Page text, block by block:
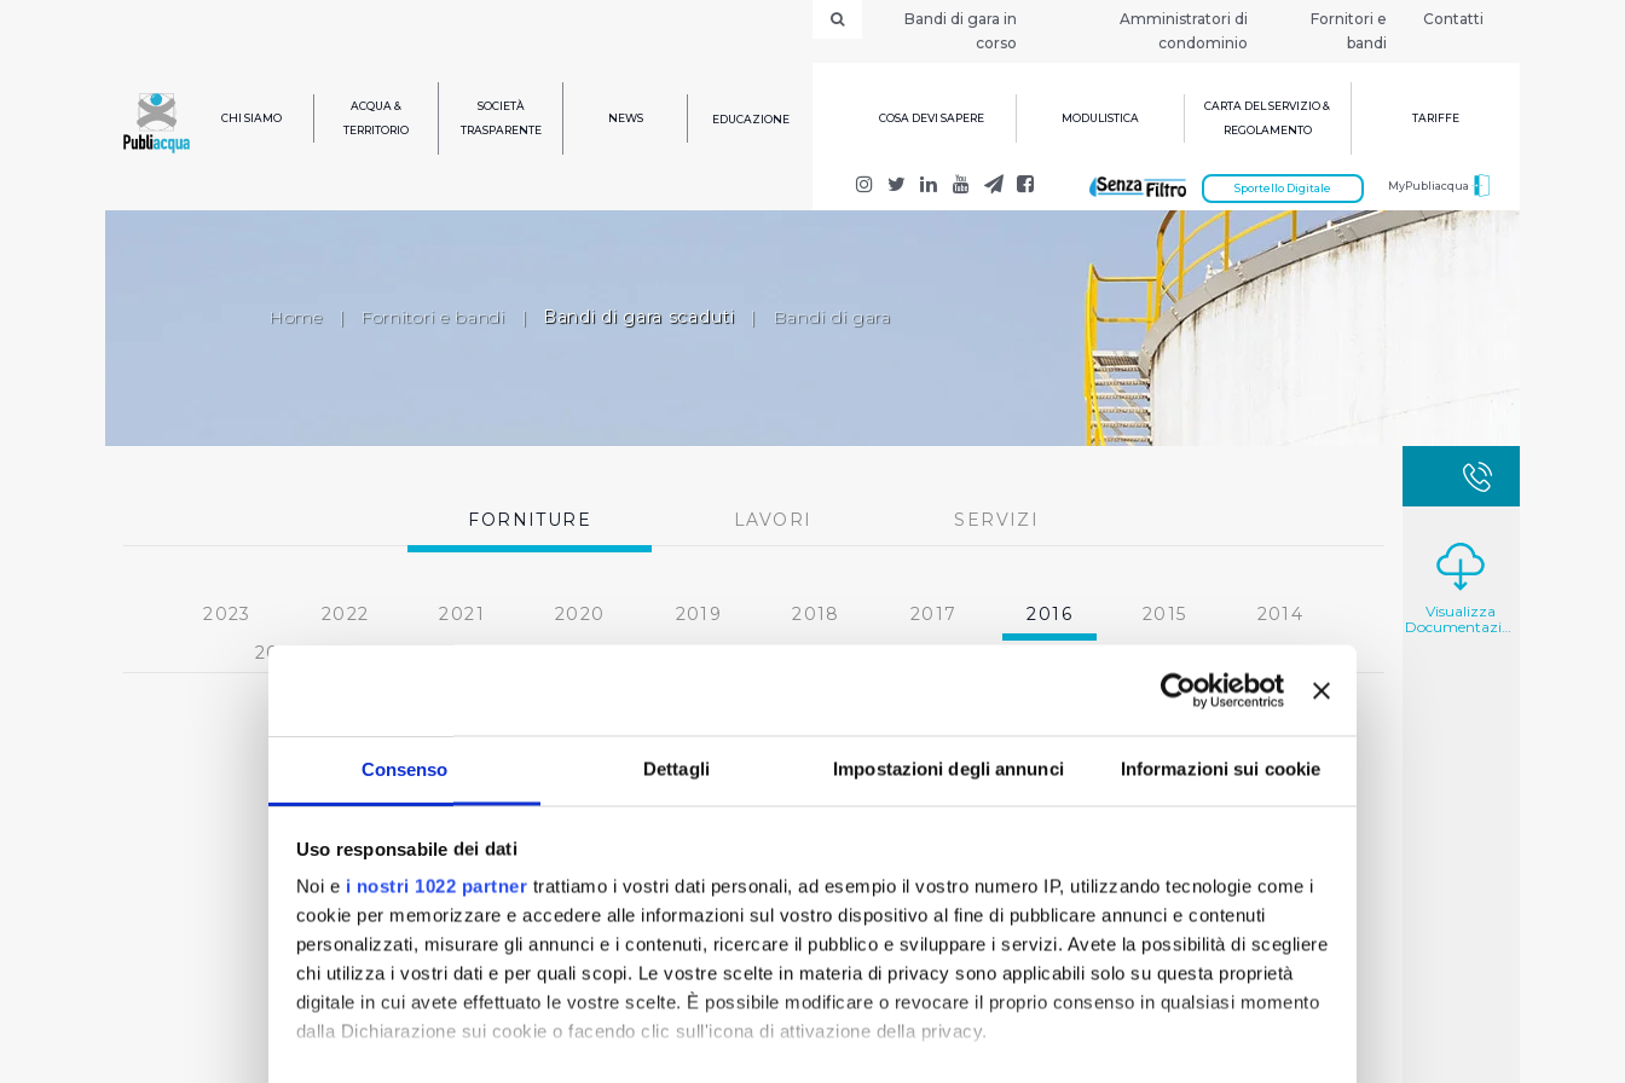
Consenso Dettagli Impostazioni degli annunci Informazioni sui cookie
Uso responsabile dei dati
Noi e i nostri 1022 partner trattiamo i vostri dati personali, ad esempio il vostro numero IP, utilizzando tecnologie come i
cookie per memorizzare e accedere alle informazioni sul vostro dispositivo al fine di pubblicare annunci e contenuti
personalizzati, misurare gli annunci e i contenuti, ricercare il pubblico e sviluppare i servizi. Avete la possibilità di scegliere
chi utilizza i vostri dati e per quali scopi. Le vostre scelte in materia di privacy sono applicabili solo su questa proprietà
digitale in cui avete effettuato le vostre scelte. È possibile modificare o revocare il proprio consenso in qualsiasi momento
dalla Dichiarazione sui cookie o facendo clic sull'icona di attivazione della privacy.
Bandi di gara in
corso
Amministratori di
condominio
Fornitori e
bandi
Contatti
CHI SIAMO
ACQUA &
TERRITORIO
SOCIETÀ
TRASPARENTE
NEWS EDUCAZIONE COSA DEVI SAPERE MODULISTICA
CARTA DEL SERVIZIO &
REGOLAMENTO
TARIFFE
MyPubliacqua
Sportello Digitale
Home | Fornitori e bandi | Bandi di gara scaduti | Bandi di gara
FORNITURE LAVORI SERVIZI
2023 2022 2021 2020 2019 2018 2017 2016 2015
2014
2013
Visualizza
Documentazione